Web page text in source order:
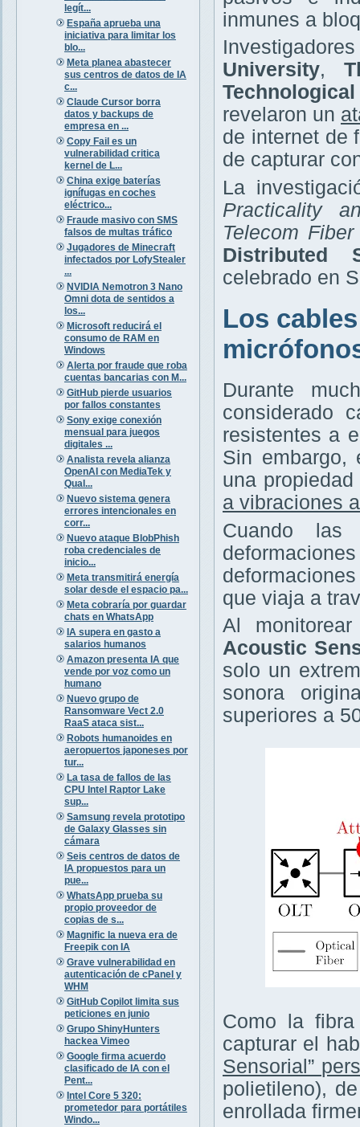
legít...
España aprueba una
iniciativa para limitar los
blo...
Meta planea abastecer
sus centros de datos de IA
c...
Claude Cursor borra
datos y backups de
empresa en ...
Copy Fail es un
vulnerabilidad critica
kernel de L...
China exige baterías
ignífugas en coches
eléctrico...
Fraude masivo con SMS
falsos de multas tráfico
Jugadores de Minecraft
infectados por LofyStealer
...
NVIDIA Nemotron 3 Nano
Omni dota de sentidos a
los...
Microsoft reducirá el
consumo de RAM en
Windows
Alerta por fraude que roba
cuentas bancarias con M...
GitHub pierde usuarios
por fallos constantes
Sony exige conexión
mensual para juegos
digitales ...
Analista revela alianza
OpenAI con MediaTek y
Qual...
Nuevo sistema genera
errores intencionales en
corr...
Nuevo ataque BlobPhish
roba credenciales de
inicio...
Meta transmitirá energía
solar desde el espacio pa...
Meta cobraría por guardar
chats en WhatsApp
IA supera en gasto a
salarios humanos
Amazon presenta IA que
vende por voz como un
humano
Nuevo grupo de
Ransomware Vect 2.0
RaaS ataca sist...
Robots humanoides en
aeropuertos japoneses por
tur...
La tasa de fallos de las
CPU Intel Raptor Lake
sup...
Samsung revela prototipo
de Galaxy Glasses sin
cámara
Seis centros de datos de
IA propuestos para un
pue...
WhatsApp prueba su
propio proveedor de
copias de s...
Magnific la nueva era de
Freepik con IA
Grave vulnerabilidad en
autenticación de cPanel y
WHM
GitHub Copilot limita sus
peticiones en junio
Grupo ShinyHunters
hackea Vimeo
Google firma acuerdo
clasificado de IA con el
Pent...
Intel Core 5 320:
prometedor para portátiles
Windo...
inmunes a
University,
revelaron un
de internet de
de capturar
La
Practicality
Telecom
Distributed
celebrado en
Los
Durante
considerado
resistentes a
Sin embargo,
una
a vibraciones
Cuando las
que viaja a
Al
Acoustic
solo un
sonora
superiores a
Como la
capturar el
Sensorial”
polietileno),
enrollada